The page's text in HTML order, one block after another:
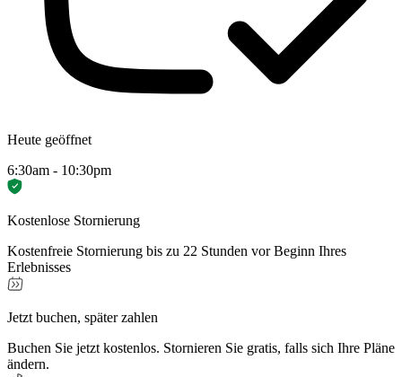
Heute geöffnet
6:30am - 10:30pm
Kostenlose Stornierung
Kostenfreie Stornierung bis zu 22 Stunden vor Beginn Ihres
Erlebnisses
Jetzt buchen, später zahlen
Buchen Sie jetzt kostenlos. Stornieren Sie gratis, falls sich Ihre Pläne
ändern.